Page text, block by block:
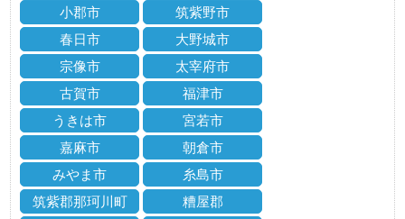
小郡市
筑紫野市
春日市
大野城市
宗像市
太宰府市
古賀市
福津市
うきは市
宮若市
嘉麻市
朝倉市
みやま市
糸島市
筑紫郡那珂川町
糟屋郡